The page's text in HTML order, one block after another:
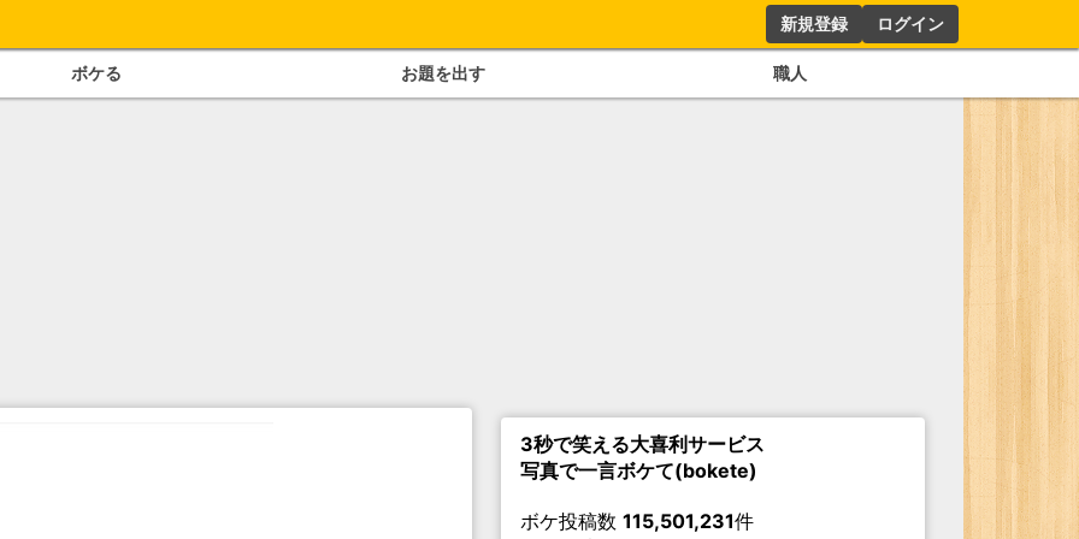
新規登録 ログイン
ボケる お題を出す 職人
3秒で笑える大喜利サービス
写真で一言ボケて(bokete)
ボケ投稿数 115,501,231件